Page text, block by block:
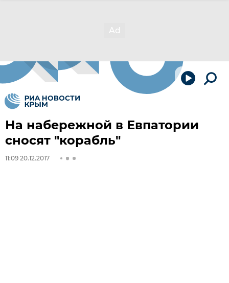
На набережной в Евпатории
сносят "корабль"
11:09 20.12.2017